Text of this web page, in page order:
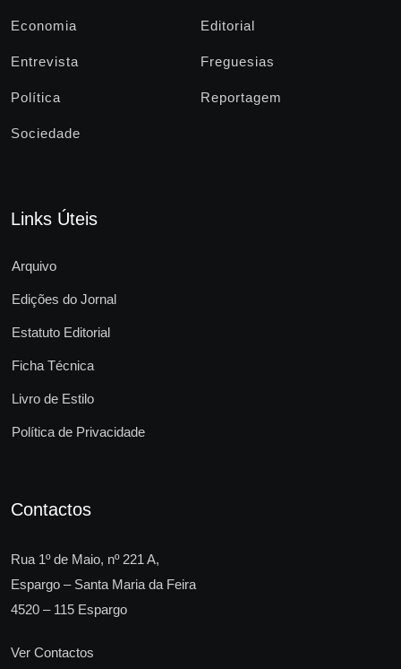
Economia Editorial
Entrevista Freguesias
Política Reportagem
Sociedade
Links Úteis
Arquivo
Edições do Jornal
Estatuto Editorial
Ficha Técnica
Livro de Estilo
Política de Privacidade
Contactos
Rua 1º de Maio, nº 221 A,
Espargo – Santa Maria da Feira
4520 – 115 Espargo
Ver Contactos